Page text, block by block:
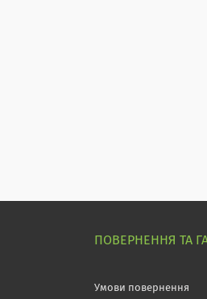
ПОВЕРНЕННЯ ТА
Умови повернення